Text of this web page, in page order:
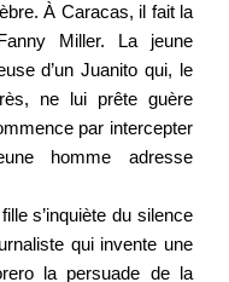
À Caracas, il fait la
Miller. La jeune
d’un Juanito qui, le
ne lui prête guère
par intercepter
homme adresse
s’inquiète du silence
qui invente une
la persuade de la